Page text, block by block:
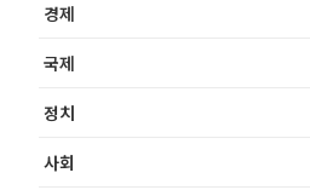
경제
국제
정치
사회